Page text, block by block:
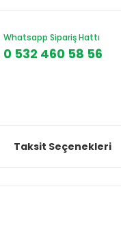
Whatsapp Sipariş Hattı
0 532 460 58 56
Taksit Seçenekleri